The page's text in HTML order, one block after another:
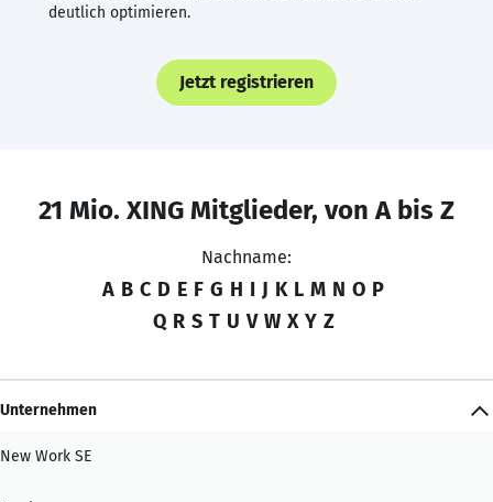
deutlich optimieren.
Jetzt registrieren
21 Mio. XING Mitglieder, von A bis Z
Nachname:
A B C D E F G H I J K L M N O P
Q R S T U V W X Y Z
Unternehmen
New Work SE